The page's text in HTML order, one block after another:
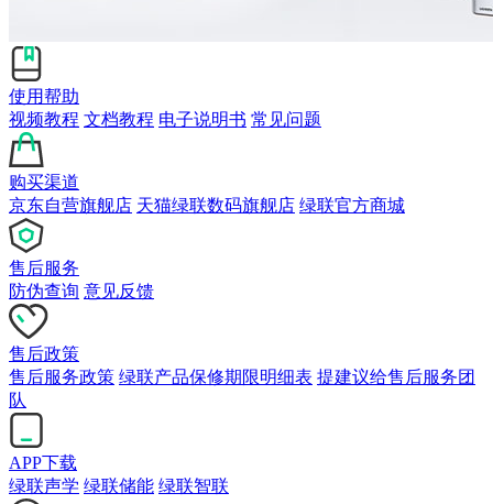
使用帮助
视频教程 文档教程 电子说明书 常见问题
购买渠道
京东自营旗舰店 天猫绿联数码旗舰店 绿联官方商城
售后服务
防伪查询 意见反馈
售后政策
售后服务政策 绿联产品保修期限明细表 提建议给售后服务团
队
APP下载
绿联声学 绿联储能 绿联智联